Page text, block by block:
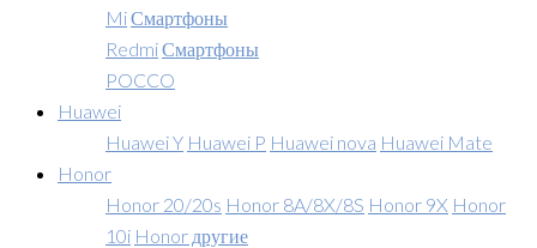
MiСмартфоны
RedmiСмартфоны
POCCO
Huawei
Huawei Y Huawei P Huawei nova Huawei Mate
Honor
Honor 20/20s Honor 8A/8X/8S Honor 9X Honor
10i Honor другие